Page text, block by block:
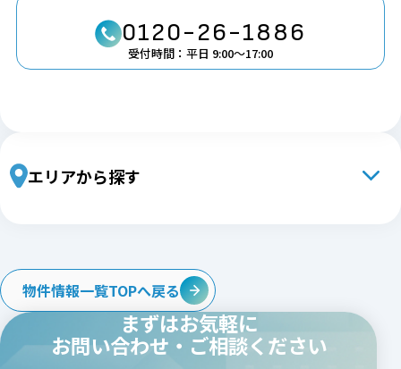
エリアから探す
関東エリア
栃木 群馬埼玉
千葉東京神奈川新潟
中部エリア
0120-26-1886
受付時間：平日 9:00〜17:00
物件情報一覧TOPへ戻る
まずはお気軽に
お問い合わせ・ご相談ください